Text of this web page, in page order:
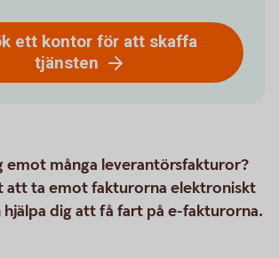
ett kontor för att skaffa
tjänsten
emot många leverantörsfakturor?
att ta emot fakturorna elektroniskt
dig att få fart på e-fakturorna.